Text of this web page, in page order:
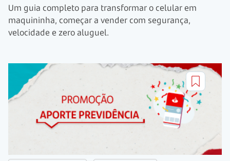
Um guia completo para transformar o celular em
maquininha, começar a vender com segurança,
velocidade e zero aluguel.